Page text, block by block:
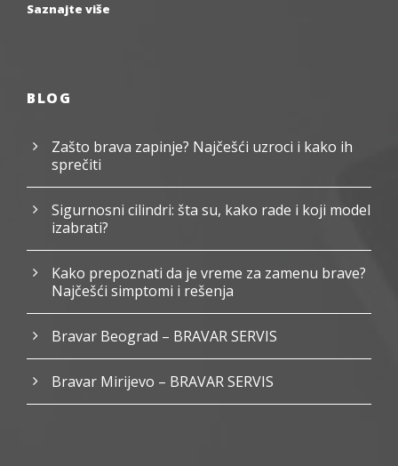
Saznajte više
BLOG
Zašto brava zapinje? Najčešći uzroci i kako ih
sprečiti
Sigurnosni cilindri: šta su, kako rade i koji model
izabrati?
Kako prepoznati da je vreme za zamenu brave?
Najčešći simptomi i rešenja
Bravar Beograd – BRAVAR SERVIS
Bravar Mirijevo – BRAVAR SERVIS